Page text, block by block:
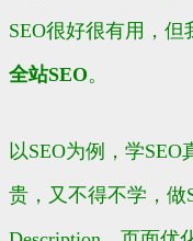
SEO很好很有用，
全站SEO。
以SEO为例，学
贵，又不得不学，做